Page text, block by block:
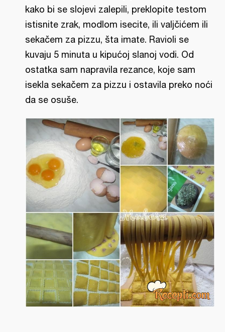
kako bi se slojevi zalepili, preklopite testom
istisnite zrak, modlom isecite, ili valjčićem ili
sekačem za pizzu, šta imate. Ravioli se
kuvaju 5 minuta u kipućoj slanoj vodi. Od
ostatka sam napravila rezance, koje sam
isekla sekačem za pizzu i ostavila preko noći
da se osuše.